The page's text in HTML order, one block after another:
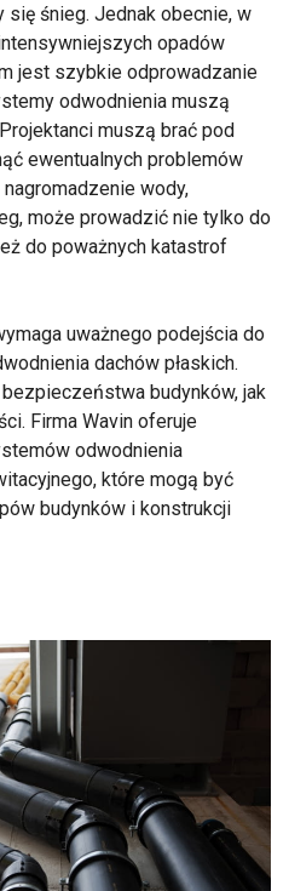
się śnieg. Jednak obecnie, w
opadów
jest szybkie odprowadzanie
odwodnienia muszą
muszą brać pod
ewentualnych problemów
wody,
może prowadzić nie tylko do
do poważnych katastrof
uważnego podejścia do
dachów płaskich.
budynków, jak
Firma Wavin oferuje
odwodnienia
które mogą być
budynków i konstrukcji